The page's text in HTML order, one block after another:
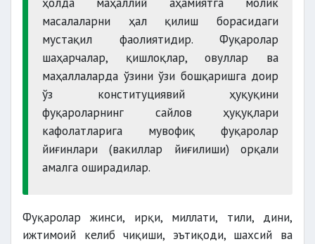
масалаларни ҳал қилиш борасидаги
мустақил фаолиятидир. Фуқаролар
шаҳарчалар, қишлоқлар, овуллар ва
маҳаллаларда ўзини ўзи бошқаришга доир
ўз конституциявий ҳуқуқини
фуқароларнинг сайлов ҳуқуқлари
кафолатларига мувофиқ фуқаролар
йиғинлари (вакиллар йиғилиши) орқали
амалга оширадилар.
Фуқаролар жинси, ирқи, миллати, тили, дини,
ижтимоий келиб чиқиши, эътиқоди, шахсий ва